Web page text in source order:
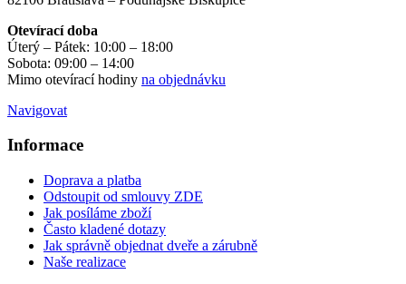
Otevírací doba
Úterý – Pátek: 10:00 – 18:00
Sobota: 09:00 – 14:00
Mimo otevírací hodiny na objednávku
Navigovat
Informace
Doprava a platba
Odstoupit od smlouvy ZDE
Jak posíláme zboží
Často kladené dotazy
Jak správně objednat dveře a zárubně
Naše realizace